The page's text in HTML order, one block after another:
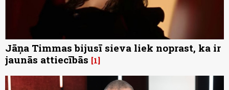
Jāņa Timmas bijusī sieva liek noprast, ka ir
jaunās attiecībās 1